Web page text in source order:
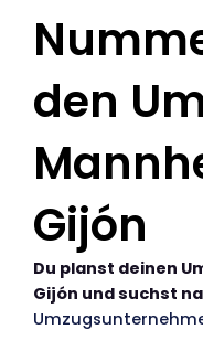
den
Gijón
Du planst deinen
Gijón und suchst